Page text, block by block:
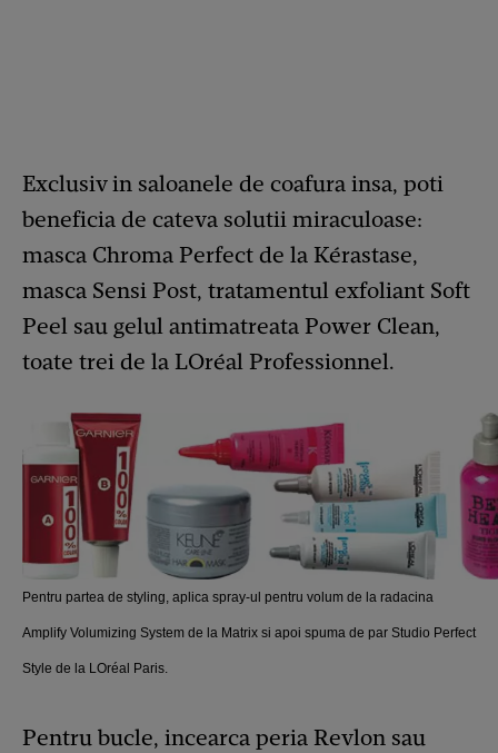
Exclusiv in saloanele de coafura insa, poti
beneficia de cateva solutii miraculoase:
masca Chroma Perfect de la Kérastase,
masca Sensi Post, tratamentul exfoliant Soft
Peel sau gelul antimatreata Power Clean,
toate trei de la LOréal Professionnel.
Pentru partea de styling, aplica spray-ul pentru volum de la radacina
Amplify Volumizing System de la Matrix si apoi spuma de par Studio Perfect
Style de la LOréal Paris.
Pentru bucle, incearca peria Revlon sau